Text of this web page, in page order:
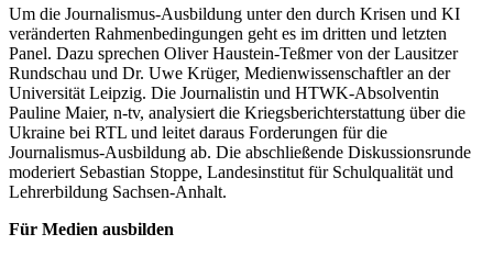
Um die Journalismus-Ausbildung unter den durch Krisen und KI
veränderten Rahmenbedingungen geht es im dritten und letzten
Panel. Dazu sprechen Oliver Haustein-Teßmer von der Lausitzer
Rundschau und Dr. Uwe Krüger, Medienwissenschaftler an der
Universität Leipzig. Die Journalistin und HTWK-Absolventin
Pauline Maier, n-tv, analysiert die Kriegsberichterstattung über die
Ukraine bei RTL und leitet daraus Forderungen für die
Journalismus-Ausbildung ab. Die abschließende Diskussionsrunde
moderiert Sebastian Stoppe, Landesinstitut für Schulqualität und
Lehrerbildung Sachsen-Anhalt.
Für Medien ausbilden